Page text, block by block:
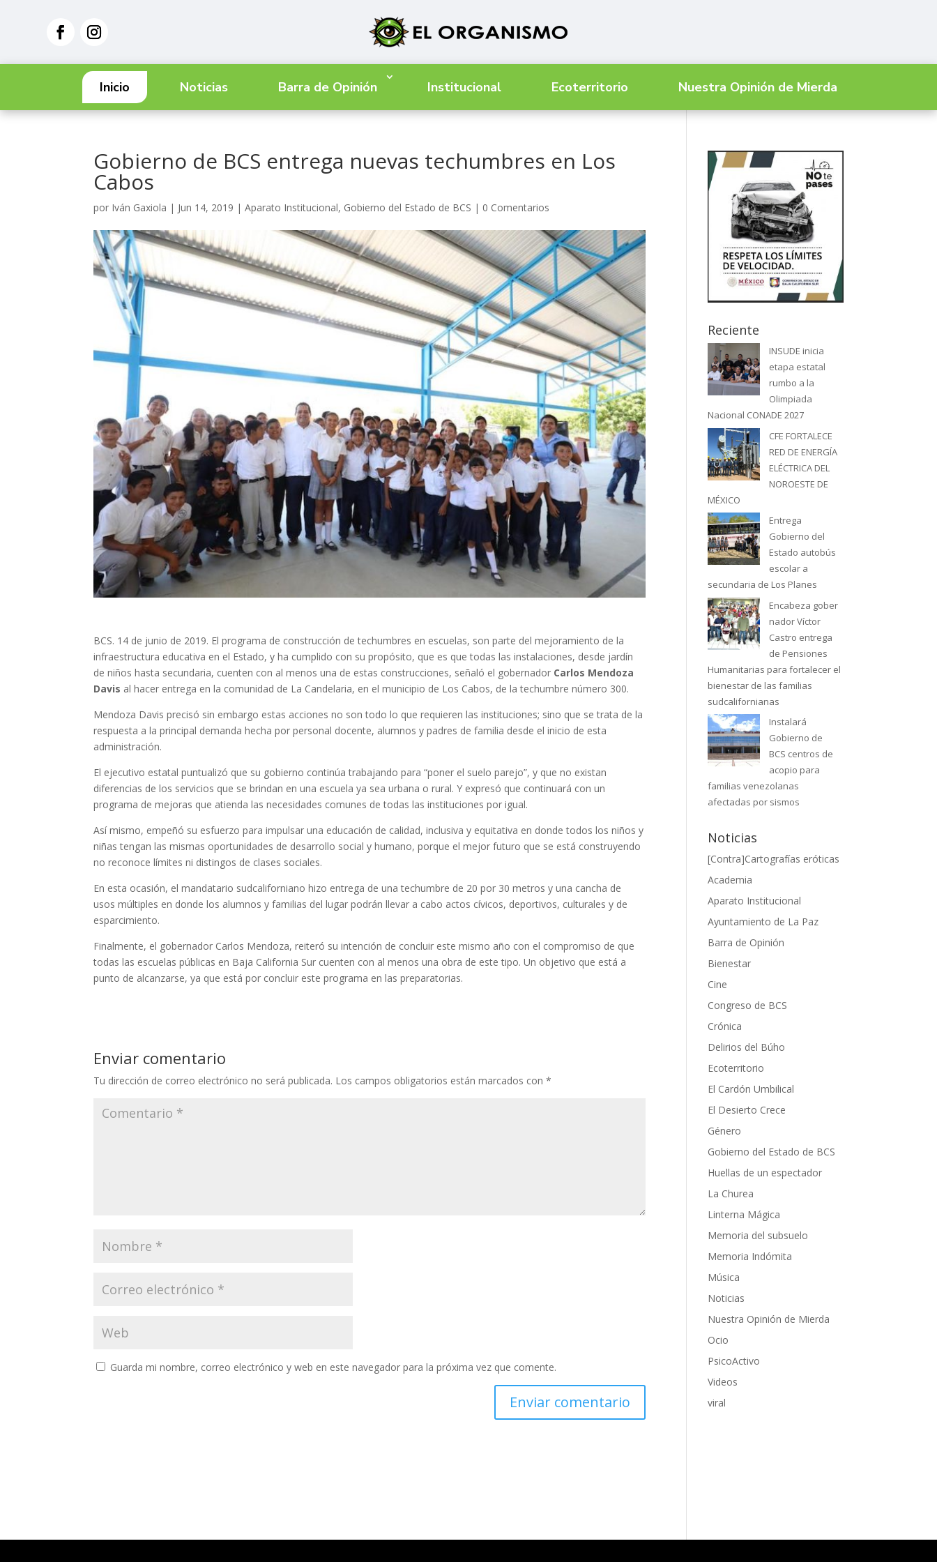
Inicio Noticias Barra de Opinión Institucional Ecoterritorio Nuestra Opinión de Mierda
Gobierno de BCS entrega nuevas techumbres en Los
Cabos
por Iván Gaxiola | Jun 14, 2019 |Aparato Institucional, Gobierno del Estado de BCS | 0 Comentarios
BCS. 14 de junio de 2019. El programa de construcción de techumbres en escuelas, son parte del mejoramiento de la
infraestructura educativa en el Estado, y ha cumplido con su propósito, que es que todas las instalaciones, desde jardín
de niños hasta secundaria, cuenten con al menos una de estas construcciones, señaló el gobernador Carlos Mendoza
Davis al hacer entrega en la comunidad de La Candelaria, en el municipio de Los Cabos, de la techumbre número 300.
Mendoza Davis precisó sin embargo estas acciones no son todo lo que requieren las instituciones; sino que se trata de la
respuesta a la principal demanda hecha por personal docente, alumnos y padres de familia desde el inicio de esta
administración.
El ejecutivo estatal puntualizó que su gobierno continúa trabajando para “poner el suelo parejo”, y que no existan
diferencias de los servicios que se brindan en una escuela ya sea urbana o rural. Y expresó que continuará con un
programa de mejoras que atienda las necesidades comunes de todas las instituciones por igual.
Así mismo, empeñó su esfuerzo para impulsar una educación de calidad, inclusiva y equitativa en donde todos los niños y
niñas tengan las mismas oportunidades de desarrollo social y humano, porque el mejor futuro que se está construyendo
no reconoce límites ni distingos de clases sociales.
En esta ocasión, el mandatario sudcaliforniano hizo entrega de una techumbre de 20 por 30 metros y una cancha de
usos múltiples en donde los alumnos y familias del lugar podrán llevar a cabo actos cívicos, deportivos, culturales y de
esparcimiento.
Finalmente, el gobernador Carlos Mendoza, reiteró su intención de concluir este mismo año con el compromiso de que
todas las escuelas públicas en Baja California Sur cuenten con al menos una obra de este tipo. Un objetivo que está a
punto de alcanzarse, ya que está por concluir este programa en las preparatorias.
Enviar comentario
Tu dirección de correo electrónico no será publicada. Los campos obligatorios están marcados con*
Guarda mi nombre, correo electrónico y web en este navegador para la próxima vez que comente.
Reciente
INSUDE inicia
etapa estatal
rumbo a la
Olimpiada
Nacional CONADE 2027
CFE FORTALECE
RED DE ENERGÍA
ELÉCTRICA DEL
NOROESTE DE
MÉXICO
Entrega
Gobierno del
Estado autobús
escolar a
secundaria de Los Planes
Encabeza gober
nador Víctor
Castro entrega
de Pensiones
Humanitarias para fortalecer el
bienestar de las familias
sudcalifornianas
Instalará
Gobierno de
BCS centros de
acopio para
familias venezolanas
afectadas por sismos
Noticias
[Contra]Cartografías eróticas
Academia
Aparato Institucional
Ayuntamiento de La Paz
Barra de Opinión
Bienestar
Cine
Congreso de BCS
Crónica
Delirios del Búho
Ecoterritorio
El Cardón Umbilical
El Desierto Crece
Género
Gobierno del Estado de BCS
Huellas de un espectador
La Churea
Linterna Mágica
Memoria del subsuelo
Memoria Indómita
Música
Noticias
Nuestra Opinión de Mierda
Ocio
PsicoActivo
Videos
viral